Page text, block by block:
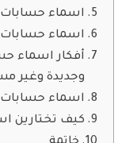
اسماء
اسماء حسابات
أفكار اسماء
وجديدة وغير
اسماء حسابات
كيف تختارين